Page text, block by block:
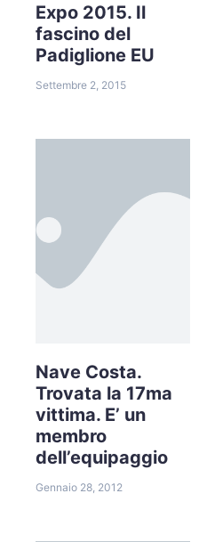
Expo 2015. Il
fascino del
Padiglione EU
Settembre 2, 2015
Nave Costa.
Trovata la 17ma
vittima. E’ un
membro
dell’equipaggio
Gennaio 28, 2012